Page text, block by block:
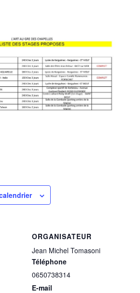
ORGANISATEUR
Jean Michel Tomasoni
Téléphone
0650738314
E-mail